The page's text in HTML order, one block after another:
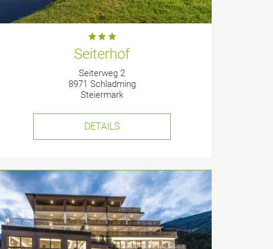
Seiterhof
Seiterweg 2
8971 Schladming
Steiermark
DETAILS